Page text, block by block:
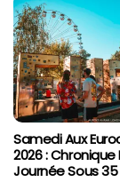
Samedi Aux
2026 : Chronique
Journée Sous